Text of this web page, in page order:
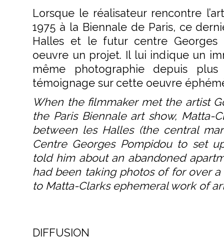
Lorsque le réalisateur rencontre
1975 à la Biennale de Paris, ce
Halles et le futur centre
oeuvre un projet. Il lui indique un
même photographie depuis
témoignage sur cette oeuvre
When the filmmaker met the artist
the Paris Biennale art show, Matta-
between les Halles (the central
Centre Georges Pompidou to set
told him about an abandoned
had been taking photos of for over
to Matta-Clarks ephemeral work of
DIFFUSION